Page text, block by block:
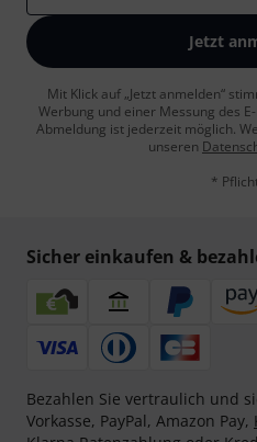
Jetzt
Mit Klick auf „Jetzt anmelden“
Werbung und einer Messung des
Abmeldung ist jederzeit möglich.
unseren
*
Sicher einkaufen &
Bezahlen Sie vertraulich und
Vorkasse, PayPal, Amazon Pay,